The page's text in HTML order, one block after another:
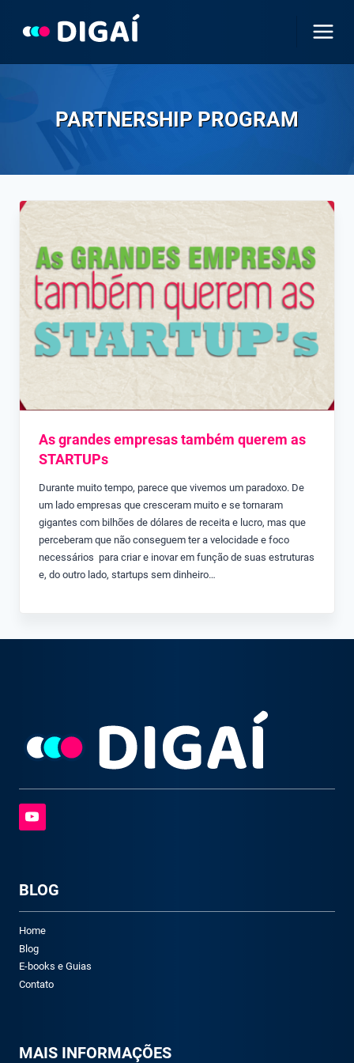
PARTNERSHIP PROGRAM
As grandes empresas também querem as
STARTUPs
Durante muito tempo, parece que vivemos um paradoxo. De
um lado empresas que cresceram muito e se tornaram
gigantes com bilhões de dólares de receita e lucro, mas que
perceberam que não conseguem ter a velocidade e foco
necessários para criar e inovar em função de suas estruturas
e, do outro lado, startups sem dinheiro…
BLOG
Home
Blog
E-books e Guias
Contato
MAIS INFORMAÇÕES